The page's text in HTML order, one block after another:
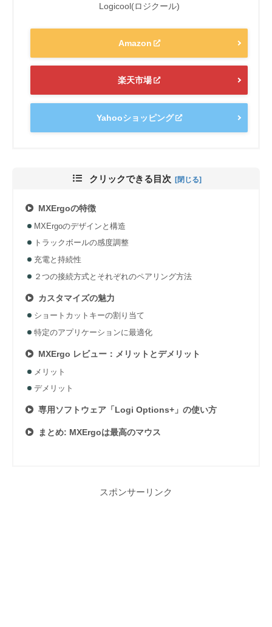
Logicool(ロジクール)
Amazon
楽天市場
Yahooショッピング
クリックできる目次
MXErgoの特徴
MXErgoのデザインと構造
トラックボールの感度調整
充電と持続性
２つの接続方式とそれぞれのペアリング方法
カスタマイズの魅力
ショートカットキーの割り当て
特定のアプリケーションに最適化
MXErgo レビュー：メリットとデメリット
メリット
デメリット
専用ソフトウェア「Logi Options+」の使い方
まとめ: MXErgoは最高のマウス
スポンサーリンク